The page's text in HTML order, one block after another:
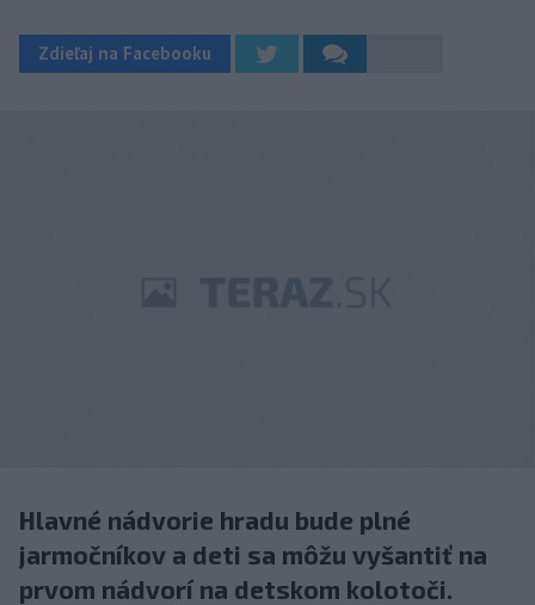
Zdieľaj na Facebooku
Hlavné nádvorie hradu bude plné
jarmočníkov a deti sa môžu vyšantiť na
prvom nádvorí na detskom kolotoči.